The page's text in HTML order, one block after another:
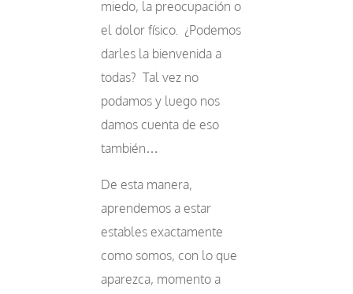
miedo, la preocupación o
el dolor físico. ¿Podemos
darles la bienvenida a
todas? Tal vez no
podamos y luego nos
damos cuenta de eso
también…
De esta manera,
aprendemos a estar
estables exactamente
como somos, con lo que
aparezca, momento a